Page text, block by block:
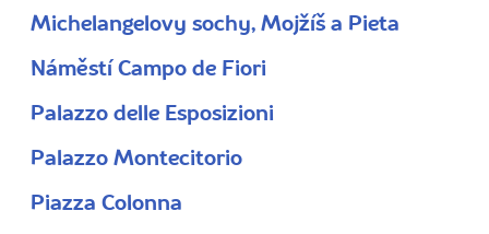
Michelangelovy sochy, Mojžíš a Pieta
Náměstí Campo de Fiori
Palazzo delle Esposizioni
Palazzo Montecitorio
Piazza Colonna